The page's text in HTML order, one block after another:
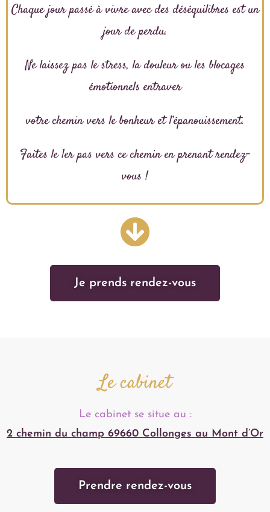
Chaque jour passé à vivre avec des déséquilibres est un
jour de perdu.
Ne laissez pas le stress, la douleur ou les blocages
émotionnels entraver
votre chemin vers le bonheur et l’épanouissement.
Faites le 1er pas vers ce chemin en prenant rendez-
vous !
Je prends rendez-vous
Le cabinet
Le cabinet se situe au :
2 chemin du champ 69660 Collonges au Mont d’Or
Prendre rendez-vous